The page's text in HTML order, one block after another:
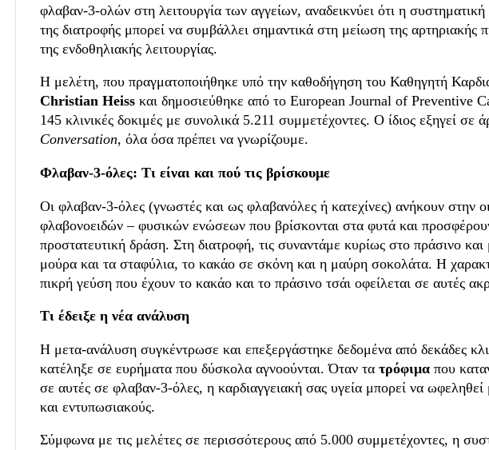
φλαβαν-3-ολών στη λειτουργία των αγγείων, αναδεικνύει ότι η
της διατροφής μπορεί να συμβάλλει σημαντικά στη μείωση της αρτηριακής
της ενδοθηλιακής λειτουργίας.
Η μελέτη, που πραγματοποιήθηκε υπό την καθοδήγηση του Καθηγητή
Christian Heiss και δημοσιεύθηκε από το European Journal of Preventive
145 κλινικές δοκιμές με συνολικά 5.211 συμμετέχοντες. Ο ίδιος εξηγεί σε
Conversation, όλα όσα πρέπει να γνωρίζουμε.
Φλαβαν-3-όλες: Τι είναι και πού τις βρίσκουμε
Οι φλαβαν-3-όλες (γνωστές και ως φλαβανόλες ή κατεχίνες) ανήκουν στην
φλαβονοειδών – φυσικών ενώσεων που βρίσκονται στα φυτά και
προστατευτική δράση. Στη διατροφή, τις συναντάμε κυρίως στο πράσινο
μούρα και τα σταφύλια, το κακάο σε σκόνη και η μαύρη σοκολάτα. Η
πικρή γεύση που έχουν το κακάο και το πράσινο τσάι οφείλεται σε αυτές
Τι έδειξε η νέα ανάλυση
Η μετα-ανάλυση συγκέντρωσε και επεξεργάστηκε δεδομένα από δεκάδες
κατέληξε σε ευρήματα που δύσκολα αγνοούνται. Όταν τα τρόφιμα που
σε αυτές σε φλαβαν-3-όλες, η καρδιαγγειακή σας υγεία μπορεί να
και εντυπωσιακούς.
Σύμφωνα με τις μελέτες σε περισσότερους από 5.000 συμμετέχοντες, η